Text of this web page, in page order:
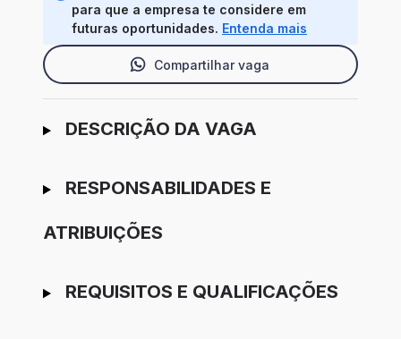
para que a empresa te considere em
futuras oportunidades. Entenda mais
Compartilhar vaga
Ir para candidatura
DESCRIÇÃO DA VAGA
RESPONSABILIDADES E
ATRIBUIÇÕES
REQUISITOS E QUALIFICAÇÕES